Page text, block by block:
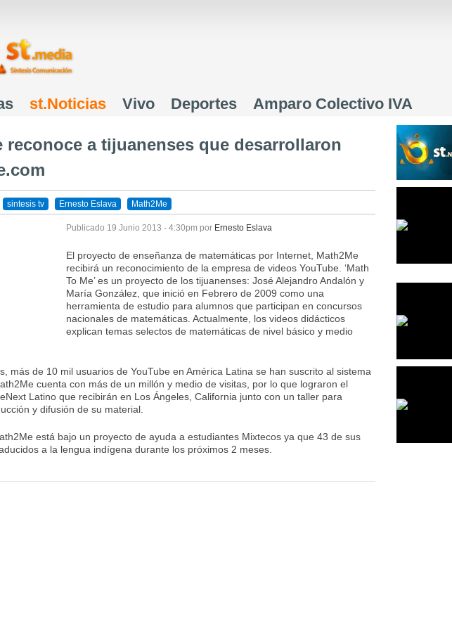
st.Noticias Vivo Deportes Amparo Colectivo IVA
reconoce a tijuanenses que desarrollaron
sintesis tv Ernesto Eslava Math2Me
Publicado 19 Junio 2013 - 4:30pm por Ernesto Eslava
El proyecto de enseñanza de matemáticas por Internet, Math2Me
recibirá un reconocimiento de la empresa de videos YouTube. ‘Math
To Me’ es un proyecto de los tijuanenses: José Alejandro Andalón y
María González, que inició en Febrero de 2009 como una
herramienta de estudio para alumnos que participan en concursos
nacionales de matemáticas. Actualmente, los videos didácticos
explican temas selectos de matemáticas de nivel básico y medio
más de 10 mil usuarios de YouTube en América Latina se han suscrito al sistema
cuenta con más de un millón y medio de visitas, por lo que lograron el
Latino que recibirán en Los Ángeles, California junto con un taller para
y difusión de su material.
está bajo un proyecto de ayuda a estudiantes Mixtecos ya que 43 de sus
a la lengua indígena durante los próximos 2 meses.